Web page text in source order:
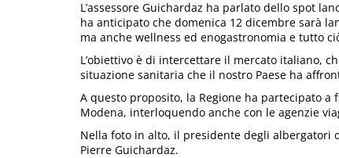
L’assessore Guichardaz ha parlato dello spot
ha anticipato che domenica 12 dicembre sarà
ma anche wellness ed enogastronomia e tutto
L’obiettivo è di intercettare il mercato italiano,
situazione sanitaria che il nostro Paese ha
A questo proposito, la Regione ha partecipato a
Modena, interloquendo anche con le agenzie
Nella foto in alto, il presidente degli albergatori
Pierre Guichardaz.